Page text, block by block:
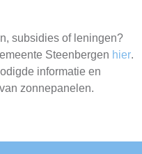
subsidies of leningen?
Steenbergen hier.
informatie en
zonnepanelen.